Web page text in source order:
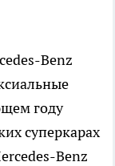
Benz
году
суперкарах
Benz